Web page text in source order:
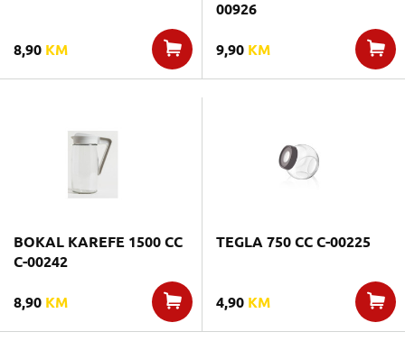
8,90 KM
00926
9,90 KM
BOKAL KAREFE 1500 CC
C-00242
8,90 KM
TEGLA 750 CC C-00225
4,90 KM